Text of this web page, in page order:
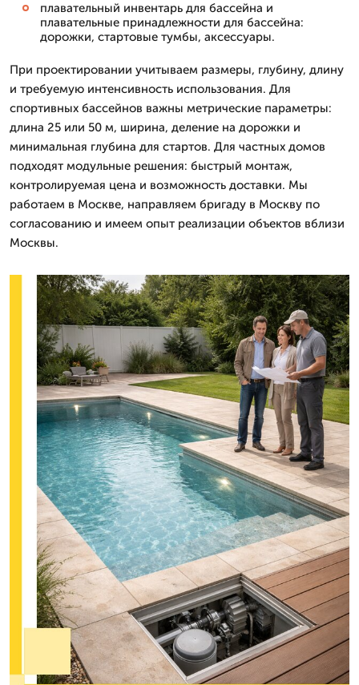
плавательный инвентарь для бассейна и
плавательные принадлежности для бассейна:
дорожки, стартовые тумбы, аксессуары.
При проектировании учитываем размеры, глубину, длину
и требуемую интенсивность использования. Для
спортивных бассейнов важны метрические параметры:
длина 25 или 50 м, ширина, деление на дорожки и
минимальная глубина для стартов. Для частных домов
подходят модульные решения: быстрый монтаж,
контролируемая цена и возможность доставки. Мы
работаем в Москве, направляем бригаду в Москву по
согласованию и имеем опыт реализации объектов вблизи
Москвы.